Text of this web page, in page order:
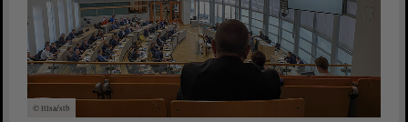
© ltlsa/stb